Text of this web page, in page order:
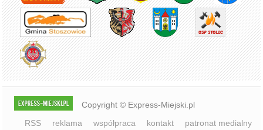
Copyright © Express-Miejski.pl
RSS
reklama współpraca kontakt
patronat medialny